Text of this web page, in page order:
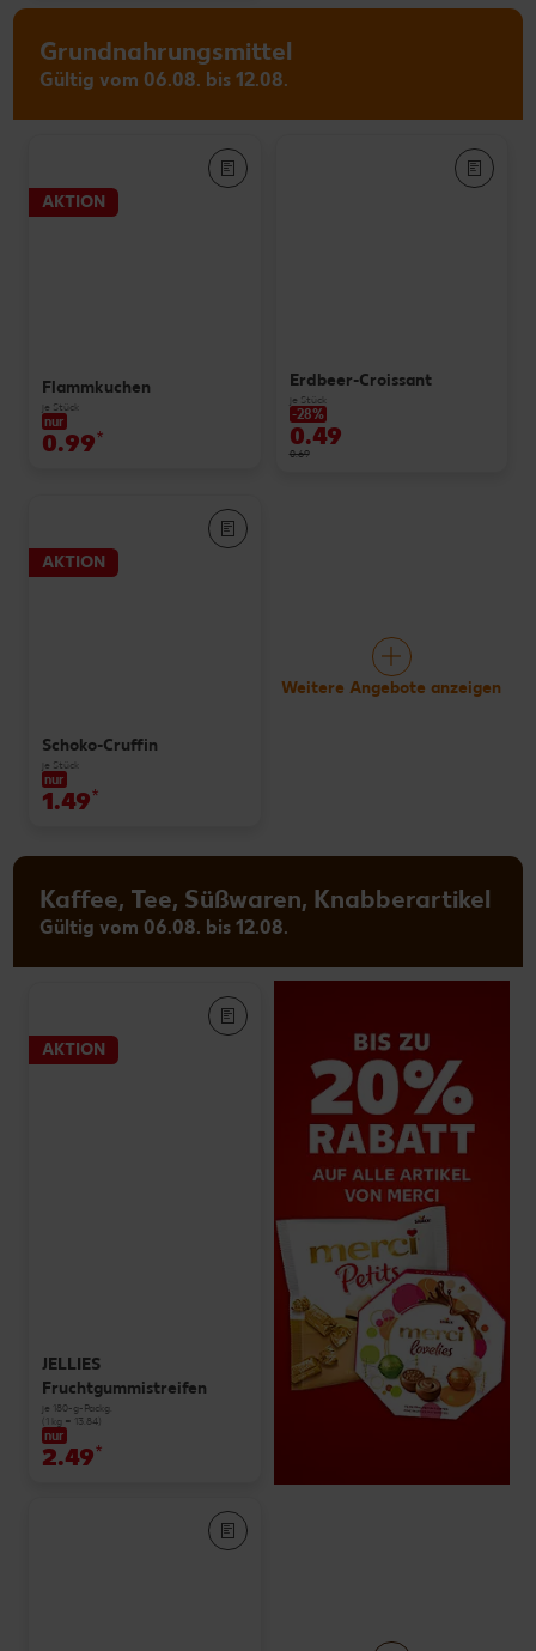
Grundnahrungsmittel
Gültig vom 06.08. bis 12.08.
AKTION
Flammkuchen
je Stück
nur
0.99*
Erdbeer-Croissant
je Stück
-28%
0.49
0.69
AKTION
Schoko-Cruffin
je Stück
nur
1.49*
Weitere Angebote anzeigen
Kaffee, Tee, Süßwaren, Knabberartikel
Gültig vom 06.08. bis 12.08.
AKTION
JELLIES
Fruchtgummistreifen
je 180-g-Packg.
(1 kg = 13.84)
nur
2.49*